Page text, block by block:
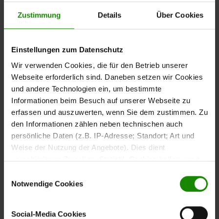
Zustimmung Details Über Cookies
Einstellungen zum Datenschutz
Wir verwenden Cookies, die für den Betrieb unserer
Webseite erforderlich sind. Daneben setzen wir Cookies
und andere Technologien ein, um bestimmte
Informationen beim Besuch auf unserer Webseite zu
erfassen und auszuwerten, wenn Sie dem zustimmen. Zu
den Informationen zählen neben technischen auch
persönliche Daten (z.B. IP-Adresse; Standort; Art und
Weise der Nutzung der Angebote). Dies dient
verschiedenen Zwecken: Statistik Cookies helfen uns zu
nutzen, indem sie Informationen sammeln und sie
anonymisiert für statistische Zwecke auszuwerten.
Marketing Cookies helfen uns, Ihnen personalisierte
Notwendige Cookies
Social-Media Cookies
flexibel an unterschiedliche Situationen anpassen.
Interliving Esszimmer Serie 5104 abgestimmt und
unterstützt eine komfortable Sitzposition.
Glas-Keramik für den
täglichen Einsatz
Material ist für die Anforderungen des Alltags ausgelegt
und überzeugt durch seine langlebigen Eigenschaften.